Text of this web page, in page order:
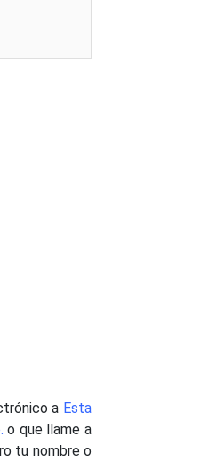
a Esta
o que llame a
tu nombre o